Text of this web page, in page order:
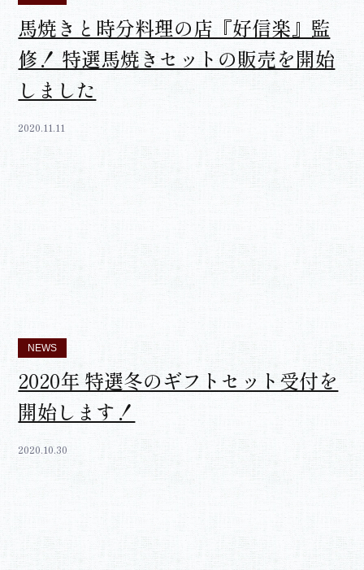
馬焼きと時分料理の店『好信楽』監
修！ 特選馬焼きセットの販売を開始
しました
2020.11.11
NEWS
2020年 特選冬のギフトセット受付を
開始します！
2020.10.30